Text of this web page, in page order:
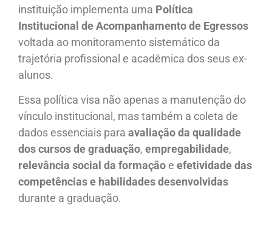
instituição implementa uma Política
Institucional de Acompanhamento de Egressos
voltada ao monitoramento sistemático da
trajetória profissional e acadêmica dos seus ex-
alunos.
Essa política visa não apenas a manutenção do
vínculo institucional, mas também a coleta de
dados essenciais para avaliação da qualidade
dos cursos de graduação, empregabilidade,
relevância social da formação e efetividade das
competências e habilidades desenvolvidas
durante a graduação.